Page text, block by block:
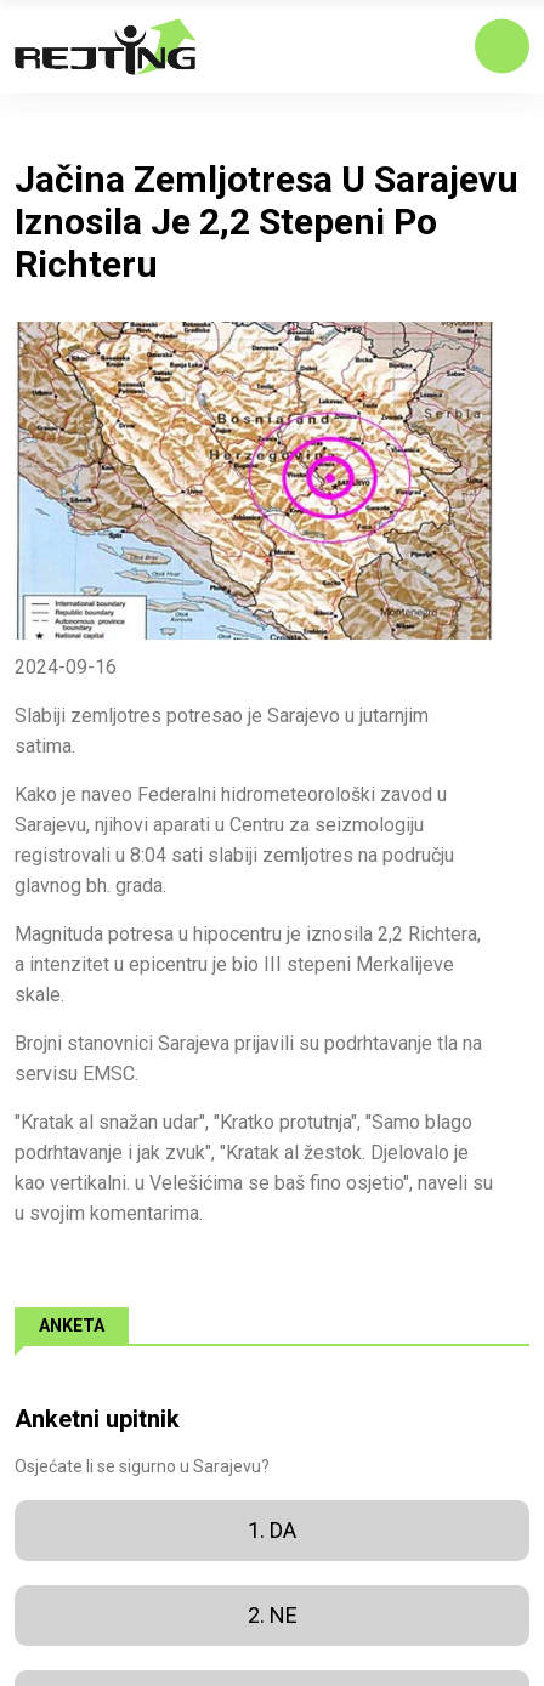
Jačina Zemljotresa U Sarajevu
Iznosila Je 2,2 Stepeni Po
Richteru
2024-09-16
Slabiji zemljotres potresao je Sarajevo u jutarnjim
satima.
Kako je naveo Federalni hidrometeorološki zavod u
Sarajevu, njihovi aparati u Centru za seizmologiju
registrovali u 8:04 sati slabiji zemljotres na području
glavnog bh. grada.
Magnituda potresa u hipocentru je iznosila 2,2 Richtera,
a intenzitet u epicentru je bio III stepeni Merkalijeve
skale.
Brojni stanovnici Sarajeva prijavili su podrhtavanje tla na
servisu EMSC.
"Kratak al snažan udar", "Kratko protutnja", "Samo blago
podrhtavanje i jak zvuk", "Kratak al žestok. Djelovalo je
kao vertikalni. u Velešićima se baš fino osjetio", naveli su
u svojim komentarima.
ANKETA
Anketni upitnik
Osjećate li se sigurno u Sarajevu?
1. DA
2. NE